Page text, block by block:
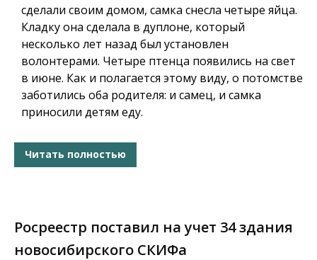
сделали своим домом, самка снесла четыре яйца.
Кладку она сделала в дуплоне, который
несколько лет назад был установлен
волонтерами. Четыре птенца появились на свет
в июне. Как и полагается этому виду, о потомстве
заботились оба родителя: и самец, и самка
приносили детям еду.
Читать полностью
Росреестр поставил на учет 34 здания
новосибирского СКИФа